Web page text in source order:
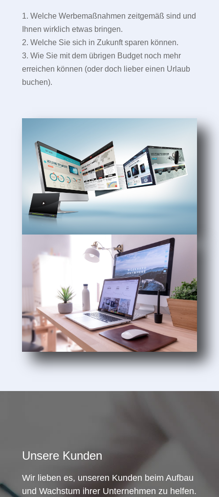
1. Welche Werbemaßnahmen zeitgemäß sind und
Ihnen wirklich etwas bringen.
2. Welche Sie sich in Zukunft sparen können.
3. Wie Sie mit dem übrigen Budget noch mehr
erreichen können (oder doch lieber einen Urlaub
buchen).
Unsere Kunden
Wir lieben es, unseren Kunden beim Aufbau
und Wachstum ihrer Unternehmen zu helfen.